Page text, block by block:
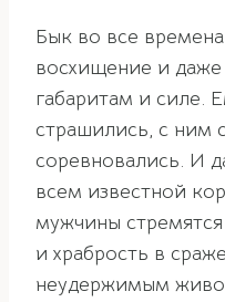
Бык во все
восхищение и даже
габаритам и силе.
страшились, с ним
соревновались. И
всем известной
мужчины
и храбрость в
неудержимым